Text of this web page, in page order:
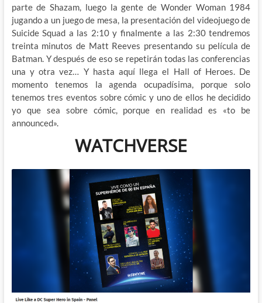
parte de Shazam, luego la gente de Wonder Woman 1984
jugando a un juego de mesa, la presentación del videojuego de
Suicide Squad a las 2:10 y finalmente a las 2:30 tendremos
treinta minutos de Matt Reeves presentando su película de
Batman. Y después de eso se repetirán todas las conferencias
una y otra vez… Y hasta aquí llega el Hall of Heroes. De
momento tenemos la agenda ocupadísima, porque solo
tenemos tres eventos sobre cómic y uno de ellos he decidido
yo que sea sobre cómic, porque en realidad es «to be
announced».
WATCHVERSE